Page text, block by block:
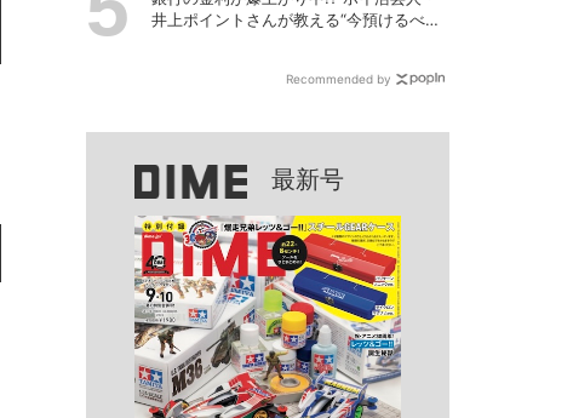
井上ポイントさんが教える“今預けるべ
Recommended by
最新号